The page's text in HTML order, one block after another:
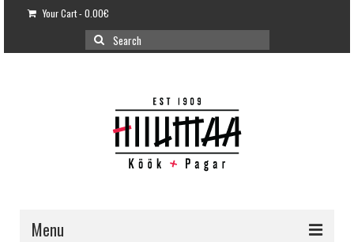
Your Cart-0.00€
Search
for:
Menu